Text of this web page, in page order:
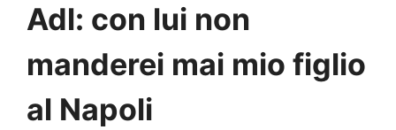
Adl: con lui non
manderei mai mio figlio
al Napoli